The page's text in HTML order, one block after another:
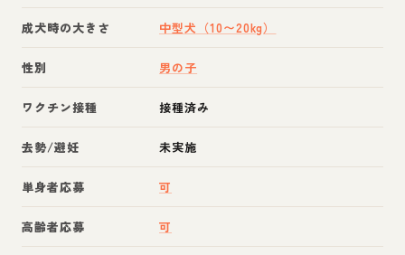
成犬時の大きさ 中型犬（10〜20kg）
性別 男の子
ワクチン接種 接種済み
去勢/避妊 未実施
単身者応募 可
高齢者応募 可